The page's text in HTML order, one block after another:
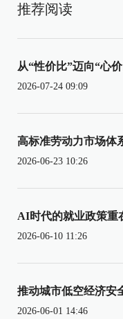
推荐阅读
从“性价比”迈向“心
2026-07-24 09:09
高标准劳动力市场体
2026-06-23 10:26
AI时代的就业政策重
2026-06-10 11:26
推动城市低空经济安
2026-06-01 14:46